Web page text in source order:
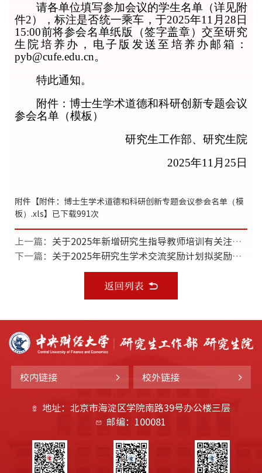
请各单位填写参加会议的学生名单（详见附
件2），标注是否统一乘车，于2025年11 月 28日
15:00前将参会名单纸版（签字盖章）交至研究
生院培养办，电子版发送至培养办邮箱：
pyb@cufe.edu.cn。
特此通知。
附件：博士生学术道德和科研创新专题会议
参会名单（模板）
研究生工作部、研究生院
2025年11月 25 日
附件【附件：博士生学术道德和科研创新专题会议参会名单（模
板）.xls】已下载991次
上一篇： 关于2025年新增研究生指导教师培训有关注意事项的通知
下一篇： 关于2025年研究生学术交流奖励计划拟奖励名单（第三批）的公示
校内链接 校外链接
地址：北京市海淀区学院南路39号办公楼三层
邮编：100081